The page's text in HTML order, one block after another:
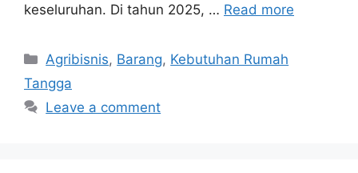
keseluruhan. Di tahun 2025, … Read more
Categories
Agribisnis, Barang, Kebutuhan Rumah
Tangga
Leave a comment